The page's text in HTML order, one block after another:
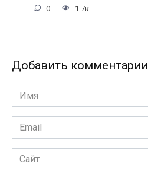
0 1.7к.
Добавить комментарии
Имя
Email
Сайт